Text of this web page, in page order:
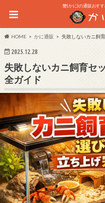
蟹(かに)の通販おす
HOME かに通販 失敗しないカニ飼
2025.12.28
失敗しないカニ飼育セ
全ガイド